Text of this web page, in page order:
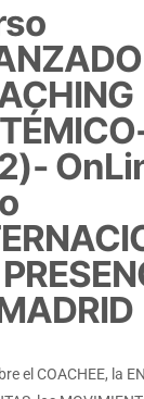
el COACHEE, la